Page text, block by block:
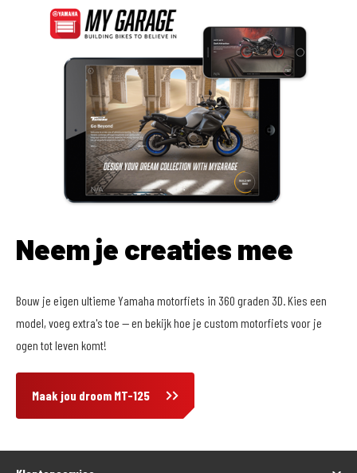
Neem je creaties mee
Bouw je eigen ultieme Yamaha motorfiets in 360 graden 3D. Kies een
model, voeg extra's toe -- en bekijk hoe je custom motorfiets voor je
ogen tot leven komt!
Maak jou droom MT-125